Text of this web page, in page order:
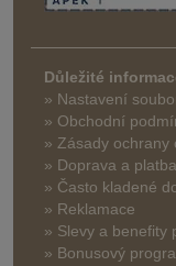
Důležité
» Nastavení
» Obchodní
» Zásady ochrany
» Doprava a platba
» Často kladené
» Reklamace
» Slevy a benefity
» Bonusový